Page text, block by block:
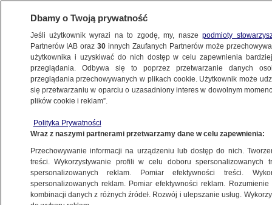
BIZNES
Z KRAJU
29.10.2012, 11:56
Udostępnij
Dbamy o Twoją prywatność
Jeśli użytkownik wyrazi na to zgodę, my, naszepodmioty
Partnerów IAB oraz30 innych Zaufanych Partnerów może
użytkownika i uzyskiwać do nich dostęp w celu zapewnienia
przeglądania. Odbywa się to poprzez przetwarzanie danych
przeglądania przechowywanych w plikach cookie. Użytkownik może
się przetwarzaniu w oparciu o uzasadniony interes w dowolnym
plików cookie i reklam”.
Polityka Prywatności
Wraz z naszymi partnerami przetwarzamy dane w celu zapewnienia:
Przechowywanie informacji na urządzeniu lub dostęp do nich.
treści. Wykorzystywanie profili w celu doboru spersonalizowanych
spersonalizowanych reklam. Pomiar efektywności treści.
spersonalizowanych reklam. Pomiar efektywności reklam.
kombinacji danych z różnych źródeł. Rozwój i ulepszanie usług.